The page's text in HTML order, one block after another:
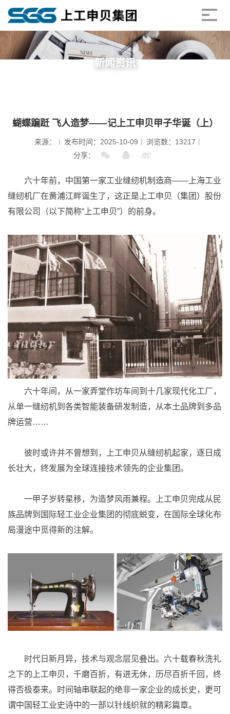
新闻资讯
蝴蝶蹁跹 飞人造梦——记上工申贝甲子华诞（上）
来源： 发布时间：2025-10-09
浏览数：13217
分享：
六十年前，中国第一家工业缝纫机制造商——上海工业
缝纫机厂在黄浦江畔诞生了，这正是上工申贝（集团）股份
有限公司（以下简称“上工申贝”）的前身。
六十年间，从一家弄堂作坊车间到十几家现代化工厂，
从单一缝纫机到各类智能装备研发制造，从本土品牌到多品
牌运营……
彼时或许并不曾想到，上工申贝从缝纫机起家，逐日成
长壮大，终发展为全球连接技术领先的企业集团。
一甲子岁转星移，为造梦风雨兼程。上工申贝完成从民
族品牌到国际轻工业企业集团的彻底蜕变，在国际全球化布
局漫途中觅得新的注解。
时代日新月异，技术与观念层见叠出。六十载春秋洗礼
之下的上工申贝，千磨百折，有进无休，历尽百折千回，终
得否极泰来。时间轴串联起的绝非一家企业的成长史，更可
谓中国轻工业史诗中的一部以针线织就的精彩篇章。